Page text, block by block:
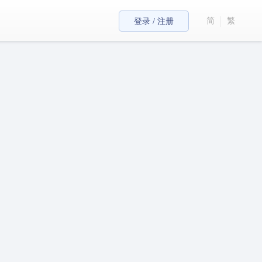
登录 / 注册 简 繁